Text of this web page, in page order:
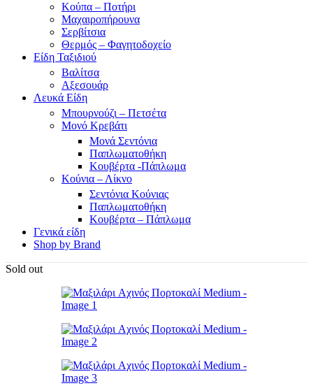
Κούπα – Ποτήρι
Μαχαιροπήρουνα
Σερβίτσια
Θερμός – Φαγητοδοχείο
Είδη Ταξιδιού
Βαλίτσα
Αξεσουάρ
Λευκά Είδη
Μπουρνούζι – Πετσέτα
Μονό Κρεβάτι
Μονά Σεντόνια
Παπλωματοθήκη
Κουβέρτα -Πάπλωμα
Κούνια – Λίκνο
Σεντόνια Κούνιας
Παπλωματοθήκη
Κουβέρτα – Πάπλωμα
Γενικά είδη
Shop by Brand
Sold out